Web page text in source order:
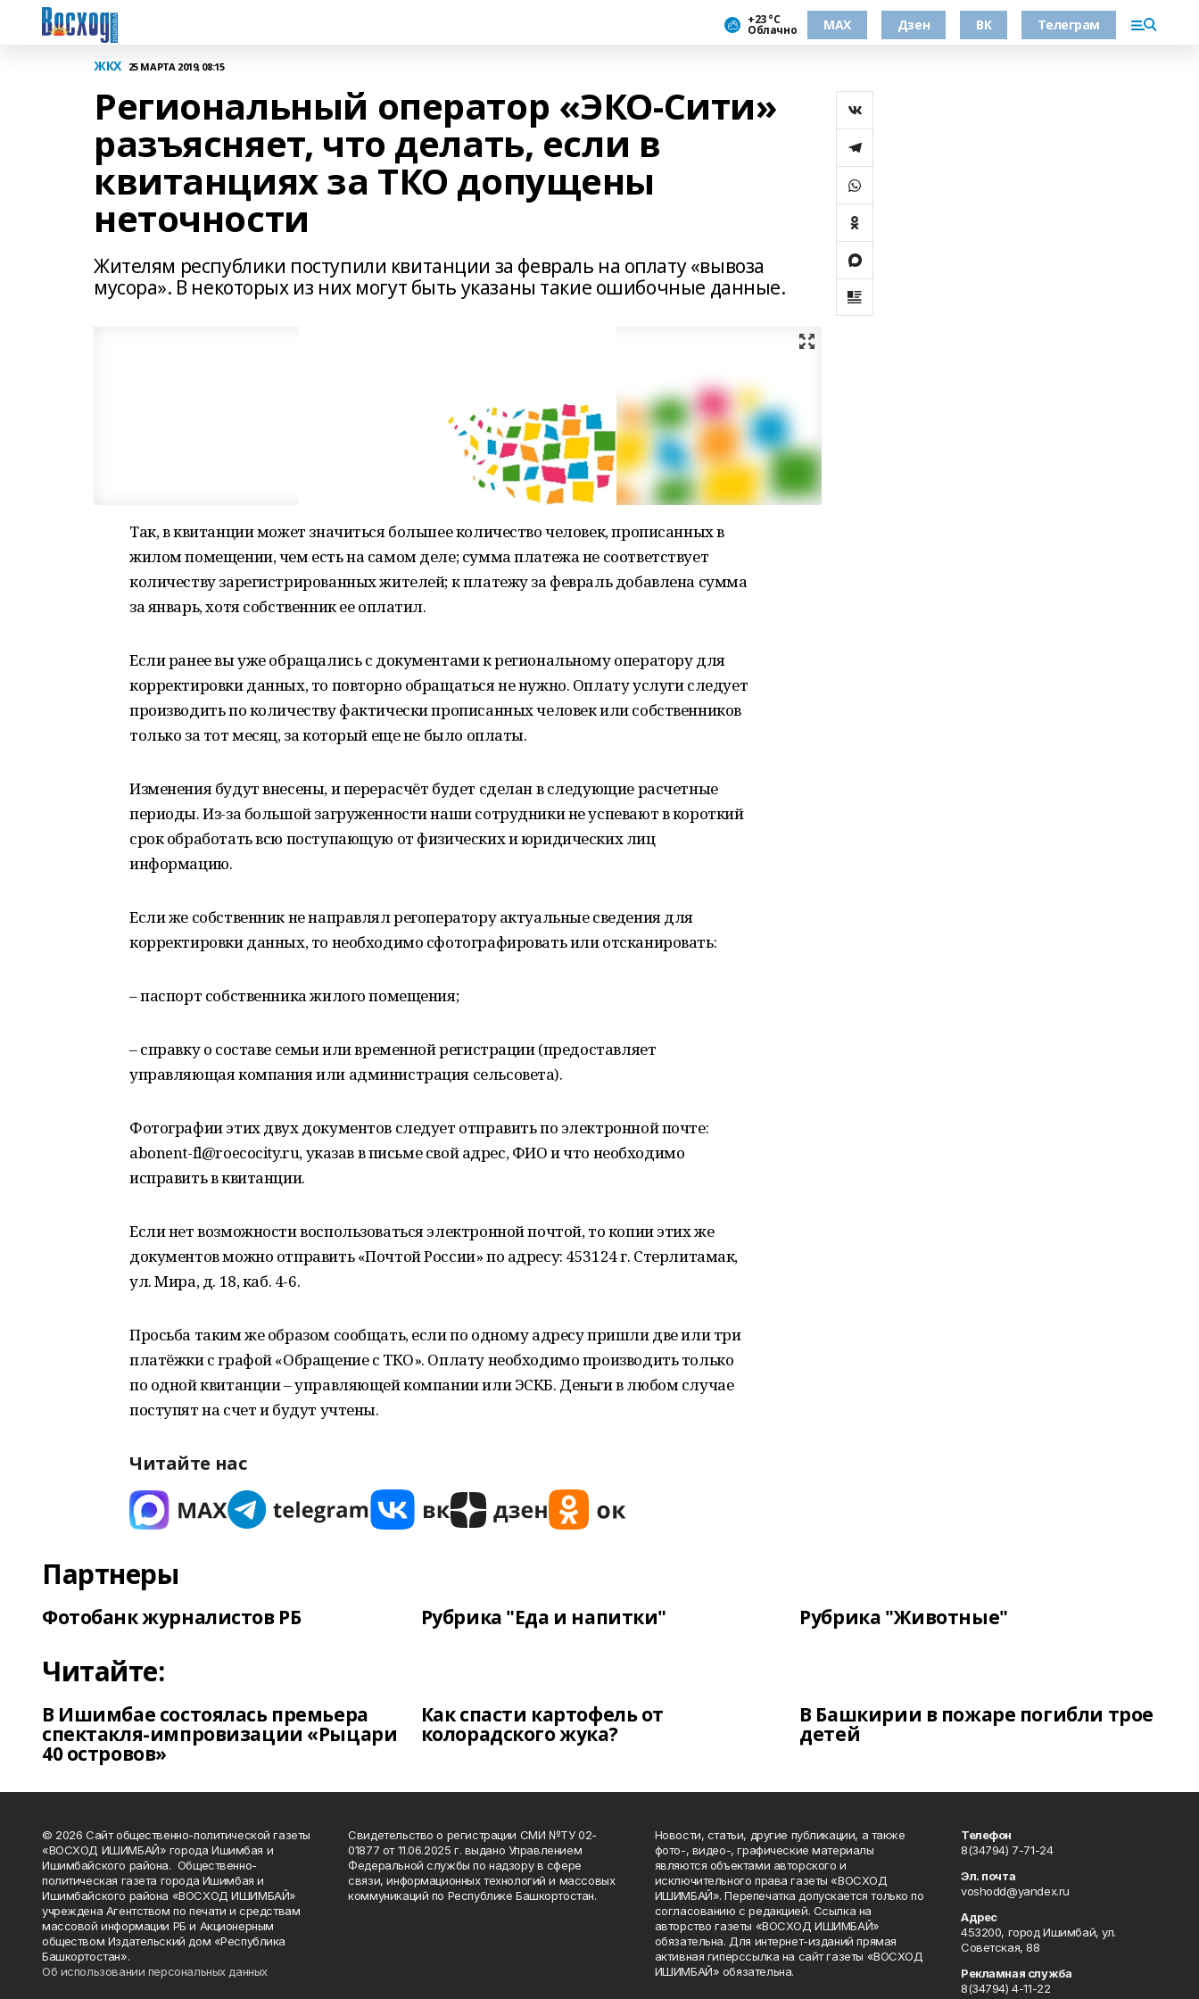
+23 °С
Облачно МАХ Дзен ВК Телеграм
ЖКХ 25 МАРТА 2019, 08:15
Региональный оператор «ЭКО-Сити»
разъясняет, что делать, если в
квитанциях за ТКО допущены
неточности
Жителям республики поступили квитанции за февраль на оплату «вывоза
мусора». В некоторых из них могут быть указаны такие ошибочные данные.
Так, в квитанции может значиться большее количество человек, прописанных в
жилом помещении, чем есть на самом деле; сумма платежа не соответствует
количеству зарегистрированных жителей; к платежу за февраль добавлена сумма
за январь, хотя собственник ее оплатил.
Если ранее вы уже обращались с документами к региональному оператору для
корректировки данных, то повторно обращаться не нужно. Оплату услуги следует
производить по количеству фактически прописанных человек или собственников
только за тот месяц, за который еще не было оплаты.
Изменения будут внесены, и перерасчёт будет сделан в следующие расчетные
периоды. Из-за большой загруженности наши сотрудники не успевают в короткий
срок обработать всю поступающую от физических и юридических лиц
информацию.
Если же собственник не направлял регоператору актуальные сведения для
корректировки данных, то необходимо сфотографировать или отсканировать:
– паспорт собственника жилого помещения;
– справку о составе семьи или временной регистрации (предоставляет
управляющая компания или администрация сельсовета).
Фотографии этих двух документов следует отправить по электронной почте:
abonent-fl@roecocity.ru, указав в письме свой адрес, ФИО и что необходимо
исправить в квитанции.
Если нет возможности воспользоваться электронной почтой, то копии этих же
документов можно отправить «Почтой России» по адресу: 453124 г. Стерлитамак,
ул. Мира, д. 18, каб. 4-6.
Просьба таким же образом сообщать, если по одному адресу пришли две или три
платёжки с графой «Обращение с ТКО». Оплату необходимо производить только
по одной квитанции – управляющей компании или ЭСКБ. Деньги в любом случае
поступят на счет и будут учтены.
Читайте нас
Партнеры
Фотобанк журналистов РБ Рубрика "Еда и напитки" Рубрика "Животные"
Читайте:
В Ишимбае состоялась премьера
спектакля-импровизации «Рыцари
40 островов»
Как спасти картофель от
колорадского жука?
В Башкирии в пожаре погибли трое
детей
© 2026 Сайт общественно-политической газеты
«ВОСХОД ИШИМБАЙ» города Ишимбая и
Ишимбайского района. Общественно-
политическая газета города Ишимбая и
Ишимбайского района «ВОСХОД ИШИМБАЙ»
учреждена Агентством по печати и средствам
массовой информации РБ и Акционерным
обществом Издательский дом «Республика
Башкортостан».
Об использовании персональных данных
Свидетельство о регистрации СМИ №ТУ 02-
01877 от 11.06.2025 г. выдано Управлением
Федеральной службы по надзору в сфере
связи, информационных технологий и массовых
коммуникаций по Республике Башкортостан.
Новости, статьи, другие публикации, а также
фото-, видео-, графические материалы
являются объектами авторского и
исключительного права газеты «ВОСХОД
ИШИМБАЙ». Перепечатка допускается только по
согласованию с редакцией. Ссылка на
авторство газеты «ВОСХОД ИШИМБАЙ»
обязательна. Для интернет-изданий прямая
активная гиперссылка на сайт газеты «ВОСХОД
ИШИМБАЙ» обязательна.
Телефон
8(34794) 7-71-24
Эл. почта
voshodd@yandex.ru
Адрес
453200, город Ишимбай, ул.
Советская, 88
Рекламная служба
8(34794) 4-11-22